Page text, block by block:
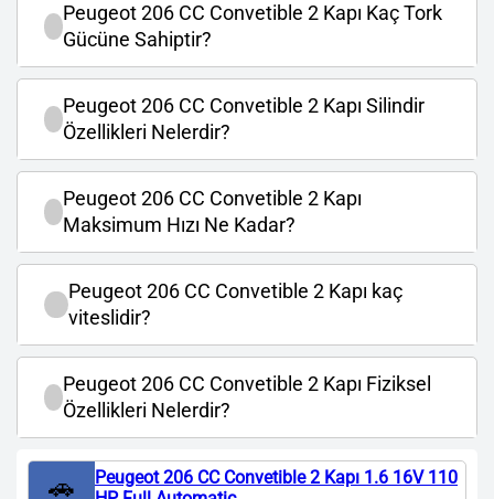
Peugeot 206 CC Convetible 2 Kapı Kaç Tork
Gücüne Sahiptir?
Peugeot 206 CC Convetible 2 Kapı Silindir
Özellikleri Nelerdir?
Peugeot 206 CC Convetible 2 Kapı
Maksimum Hızı Ne Kadar?
Peugeot 206 CC Convetible 2 Kapı kaç
viteslidir?
Peugeot 206 CC Convetible 2 Kapı Fiziksel
Özellikleri Nelerdir?
🚗
Peugeot 206 CC Convetible 2 Kapı 1.6 16V 110